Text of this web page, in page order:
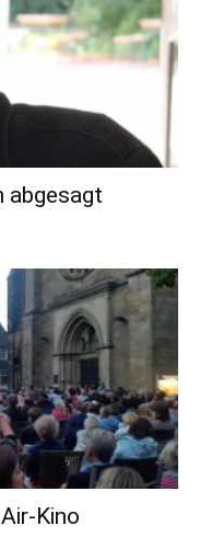
abgesagt
Kino